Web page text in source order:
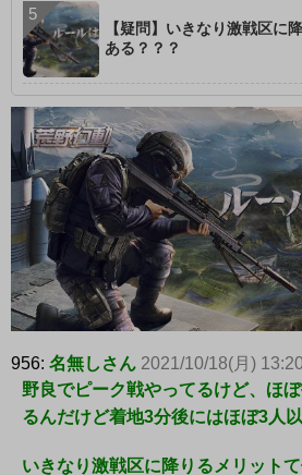
【疑問】いきなり激戦区に
ある？？？
956: 名無しさん 2021/10/18(月)
野良でピーク戦やってるけど、ほ
るんだけど着地3分後にはほぼ3人
いきなり激戦区に降りるメリット